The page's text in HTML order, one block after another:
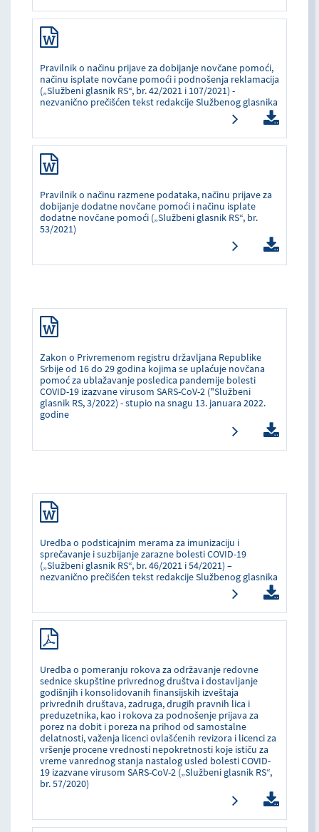
Pravilnik o načinu prijave za dobijanje novčane pomoći,
načinu isplate novčane pomoći i podnošenja reklamacija
(„Službeni glasnik RS“, br. 42/2021 i 107/2021) -
nezvanično prečišćen tekst redakcije Službenog glasnika
Pravilnik o načinu razmene podataka, načinu prijave za
dobijanje dodatne novčane pomoći i načinu isplate
dodatne novčane pomoći („Službeni glasnik RS“, br.
53/2021)
Zakon o Privremenom registru državljana Republike
Srbije od 16 do 29 godina kojima se uplaćuje novčana
pomoć za ublažavanje posledica pandemije bolesti
COVID-19 izazvane virusom SARS-CoV-2 ("Službeni
glasnik RS, 3/2022) - stupio na snagu 13. januara 2022.
godine
Uredba o podsticajnim merama za imunizaciju i
sprečavanje i suzbijanje zarazne bolesti COVID-19
(„Službeni glasnik RS“, br. 46/2021 i 54/2021) –
nezvanično prečišćen tekst redakcije Službenog glasnika
Uredba o pomeranju rokova za održavanje redovne
sednice skupštine privrednog društva i dostavljanje
godišnjih i konsolidovanih finansijskih izveštaja
privrednih društava, zadruga, drugih pravnih lica i
preduzetnika, kao i rokova za podnošenje prijava za
porez na dobit i poreza na prihod od samostalne
delatnosti, važenja licenci ovlašćenih revizora i licenci za
vršenje procene vrednosti nepokretnosti koje ističu za
vreme vanrednog stanja nastalog usled bolesti COVID-
19 izazvane virusom SARS-CoV-2 („Službeni glasnik RS“,
br. 57/2020)